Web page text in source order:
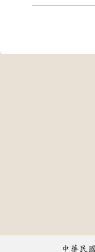
中華民